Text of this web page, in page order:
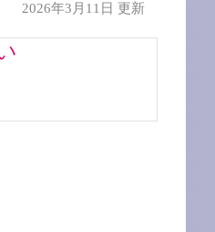
2026年3月11日 更新